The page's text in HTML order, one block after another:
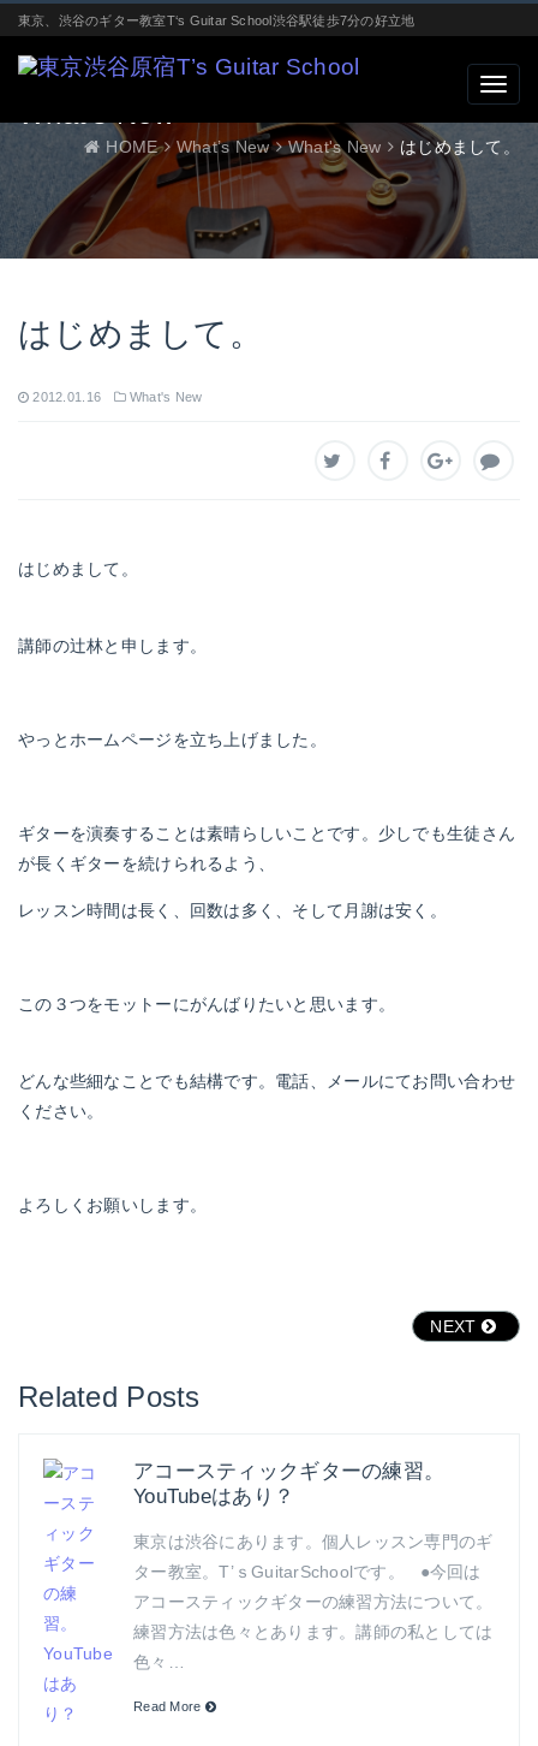
東京、渋谷のギター教室T‘s Guitar School渋谷駅徒歩7分の好立地
HOME What’s New What's New はじめまして。
はじめまして。
2012.01.16 What's New
はじめまして。
講師の辻林と申します。
やっとホームページを立ち上げました。
ギターを演奏することは素晴らしいことです。少しでも生徒さん
が長くギターを続けられるよう、
レッスン時間は長く、回数は多く、そして月謝は安く。
この３つをモットーにがんばりたいと思います。
どんな些細なことでも結構です。電話、メールにてお問い合わせ
ください。
よろしくお願いします。
NEXT
Related Posts
アコースティックギターの練習。
YouTubeはあり？
東京は渋谷にあります。個人レッスン専門のギ
ター教室。T’ｓGuitarSchoolです。 ●今回は
アコースティックギターの練習方法について。
練習方法は色々とあります。講師の私としては
色々…
Read More